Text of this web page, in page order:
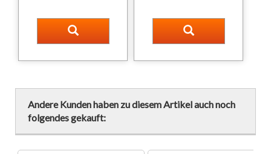
Andere Kunden haben zu diesem Artikel auch noch
folgendes gekauft: